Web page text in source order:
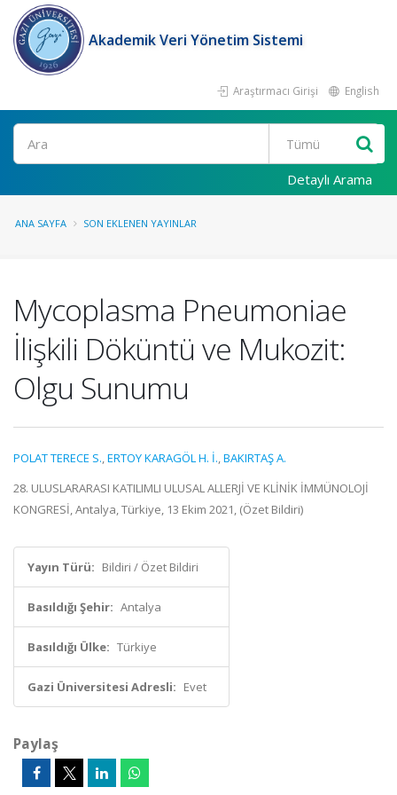
Akademik Veri Yönetim Sistemi
Araştırmacı Girişi English
Ara
Detaylı Arama
ANA SAYFA SON EKLENEN YAYINLAR
Mycoplasma Pneumoniae
İlişkili Döküntü ve Mukozit:
Olgu Sunumu
POLAT TERECE S.,ERTOY KARAGÖL H. İ.,BAKIRTAŞ A.
28. ULUSLARARASI KATILIMLI ULUSAL ALLERJİ VE KLİNİK İMMÜNOLOJİ
KONGRESİ, Antalya, Türkiye, 13 Ekim 2021, (Özet Bildiri)
Yayın Türü: Bildiri / Özet Bildiri
Basıldığı Şehir: Antalya
Basıldığı Ülke: Türkiye
Gazi Üniversitesi Adresli: Evet
Paylaş